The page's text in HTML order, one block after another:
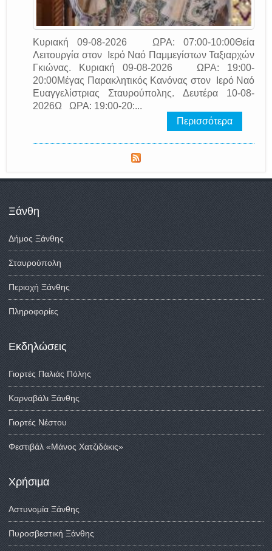
Κυριακή 09-08-2026 ΩΡΑ: 07:00-10:00Θεία
Λειτουργία στον Ιερό Ναό Παμμεγίστων Ταξιαρχών
Γκιώνας. Κυριακή 09-08-2026 ΩΡΑ: 19:00-
20:00Μέγας Παρακλητικός Κανόνας στον Ιερό Ναό
Ευαγγελίστριας Σταυρούπολης. Δευτέρα 10-08-
2026Ω ΩΡΑ: 19:00-20:...
Περισσότερα
Ξάνθη
Δήμος Ξάνθης
Σταυρούπολη
Περιοχή Ξάνθης
Πληροφορίες
Εκδηλώσεις
Γιορτές Παλιάς Πόλης
Καρναβάλι Ξάνθης
Γιορτές Νέστου
Φεστιβάλ «Μάνος Χατζιδάκις»
Χρήσιμα
Αστυνομία Ξάνθης
Πυροσβεστική Ξάνθης